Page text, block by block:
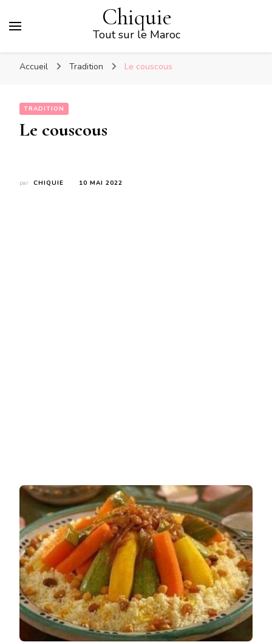
Chiquie
Tout sur le Maroc
Accueil Tradition Le couscous
TRADITION
Le couscous
par CHIQUIE 10 MAI 2022